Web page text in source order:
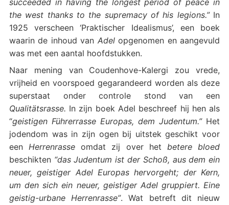
succeeded in having the longest period of peace in
the west thanks to the supremacy of his legions.”In
1925 verscheen ‘Praktischer Idealismus’, een boek
waarin de inhoud van Adelopgenomen en aangevuld
was met een aantal hoofdstukken.
Naar mening van Coudenhove-Kalergi zou vrede,
vrijheid en voorspoed gegarandeerd worden als deze
superstaat onder controle stond van een
Qualitätsrasse. In zijn boek Adel beschreef hij hen als
“geistigen Führerrasse Europas, dem Judentum.” Het
jodendom was in zijn ogen bij uitstek geschikt voor
eenHerrenrasse omdat zij over het betere bloed
beschikten “das Judentum ist der Schoß, aus dem ein
neuer, geistiger Adel Europas hervorgeht; der Kern,
um den sich ein neuer, geistiger Adel gruppiert. Eine
geistig-urbane Herrenrasse”. Wat betreft dit nieuw